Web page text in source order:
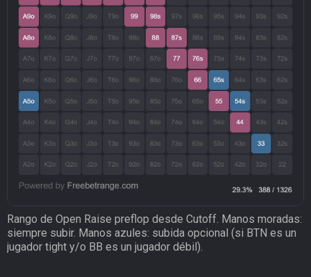
Rango de Open Raise preflop desde Cutoff. Manos moradas:
siempre subir. Manos azules: subida opcional (si BTN es un
jugador tight y/o BB es un jugador débil).